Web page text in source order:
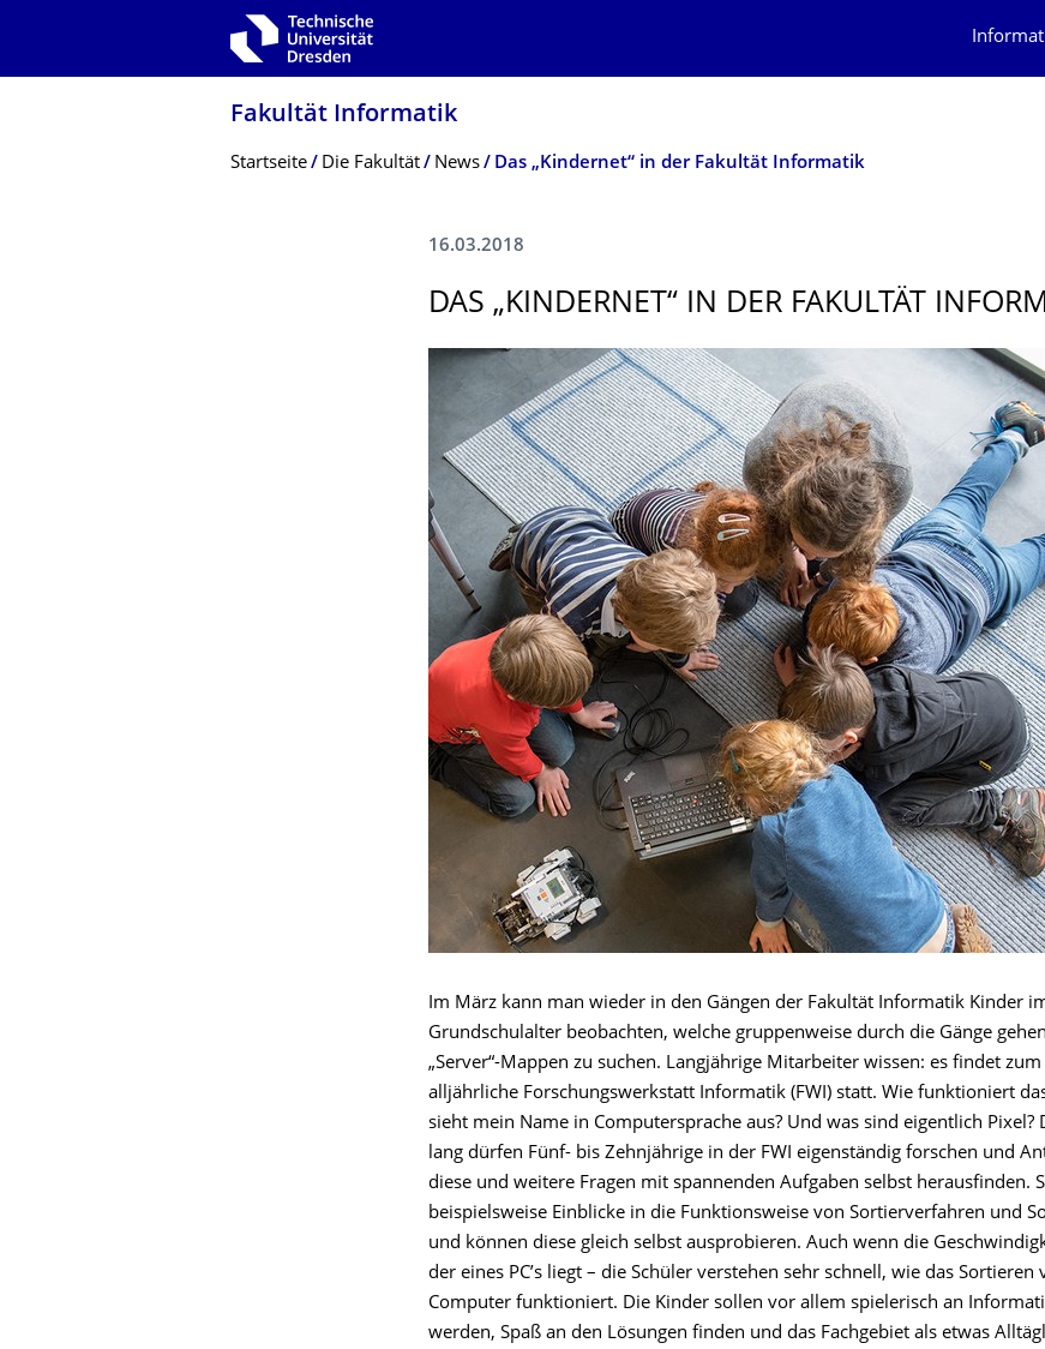
Zur Hauptnavigation springen
Fakultät Informatik
Breadcrumb-Menü
Startseite Die Fakultät News Das „Kindernet“ in der Fakultät Informatik
16.03.2018
DAS „KINDERNET“ IN DER FAKULTÄT
Im März kann man wieder in den Gängen der Fakultät Informatik Kinder
Grundschulalter beobachten, welche gruppenweise durch die Gänge
„Server“-Mappen zu suchen. Langjährige Mitarbeiter wissen: es findet
alljährliche Forschungswerkstatt Informatik (FWI) statt. Wie funktioniert
sieht mein Name in Computersprache aus? Und was sind eigentlich Pixel?
lang dürfen Fünf- bis Zehnjährige in der FWI eigenständig forschen und
diese und weitere Fragen mit spannenden Aufgaben selbst herausfinden.
beispielsweise Einblicke in die Funktionsweise von Sortierverfahren und
und können diese gleich selbst ausprobieren. Auch wenn die
der eines PC’s liegt – die Schüler verstehen sehr schnell, wie das Sortieren
Computer funktioniert. Die Kinder sollen vor allem spielerisch an
werden, Spaß an den Lösungen finden und das Fachgebiet als etwas